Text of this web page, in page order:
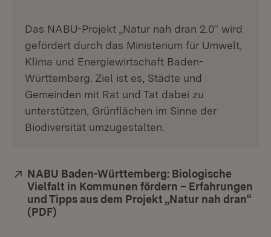
Das NABU-Projekt „Natur nah dran 2.0“ wird
gefördert durch das Ministerium für Umwelt,
Klima und Energiewirtschaft Baden-
Württemberg. Ziel ist es, Städte und
Gemeinden mit Rat und Tat dabei zu
unterstützen, Grünflächen im Sinne der
Biodiversität umzugestalten.
Extern:
NABU Baden-Württemberg: Biologische
Vielfalt in Kommunen fördern – Erfahrungen
und Tipps aus dem Projekt „Natur nah dran“
(PDF)